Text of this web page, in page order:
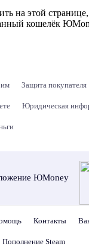
на этой
кошелёк
Защита покупателя
Юридическая
ЮMoney
Контакты
Пополнение Steam